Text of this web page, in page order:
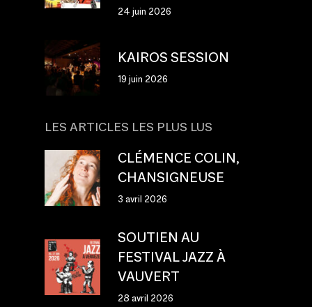
24 juin 2026
KAIROS SESSION
19 juin 2026
LES ARTICLES LES PLUS LUS
CLÉMENCE COLIN,
CHANSIGNEUSE
3 avril 2026
SOUTIEN AU
FESTIVAL JAZZ À
VAUVERT
28 avril 2026